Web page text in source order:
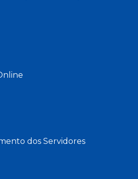
dos Servidores